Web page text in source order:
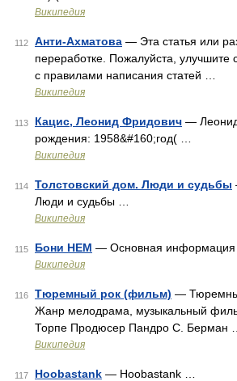
Википедия
112 Анти-Ахматова — Эта статья или
переработке. Пожалуйста, улучшите
с правилами написания статей …
Википедия
113 Кацис, Леонид Фридович —
рождения: 1958&#160;год( …
Википедия
114 Толстовский дом. Люди и судьбы
Люди и судьбы …
Википедия
115 Бони НЕМ — Основная информация
Википедия
116 Тюремный рок (фильм) —
Жанр мелодрама, музыкальный
Торпе Продюсер Пандро С. Берман …
Википедия
117 Hoobastank — Hoobastank …